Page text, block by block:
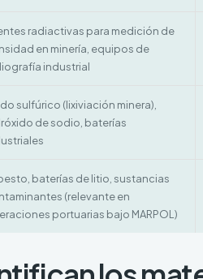
radiactivas para medición de
en minería, equipos de
industrial
sulfúrico (lixiviación minera),
de sodio, baterías
baterías de litio, sustancias
(relevante en
portuarias bajo MARPOL)